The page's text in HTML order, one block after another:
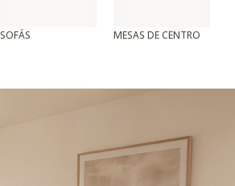
SOFÁS MESAS DE CENTRO